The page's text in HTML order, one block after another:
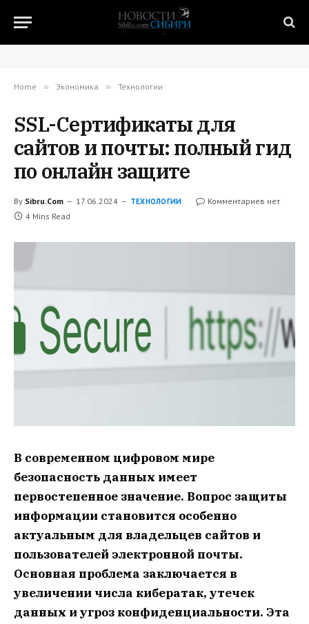
Home » Экономика » Технологии
SSL-Сертификаты для
сайтов и почты: полный гид
по онлайн защите
By Sibru.Com 17.06.2024 ТЕХНОЛОГИИ
Комментариев нет
4 Mins Read
В современном цифровом мире
безопасность данных имеет
первостепенное значение. Вопрос защиты
информации становится особенно
актуальным для владельцев сайтов и
пользователей электронной почты.
Основная проблема заключается в
увеличении числа кибератак, утечек
данных и угроз конфиденциальности. Эта